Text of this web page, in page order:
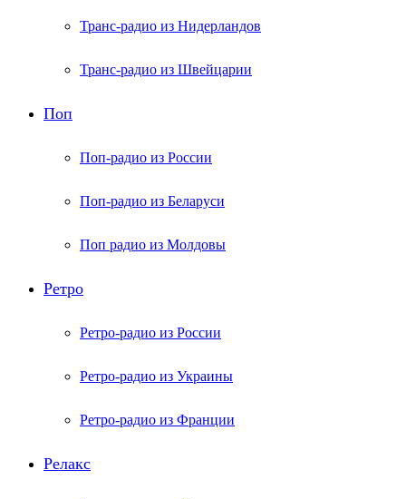
Транс-радио из Нидерландов
Транс-радио из Швейцарии
Поп
Поп-радио из России
Поп-радио из Беларуси
Поп радио из Молдовы
Ретро
Ретро-радио из России
Ретро-радио из Украины
Ретро-радио из Франции
Релакс